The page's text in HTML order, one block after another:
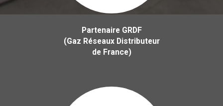
Partenaire GRDF
(Gaz Réseaux Distributeur
de France)